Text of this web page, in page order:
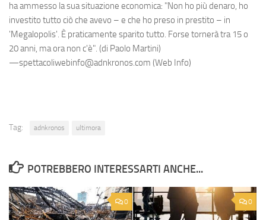
ha ammesso la sua situazione economica: "Non ho più denaro, ho
investito tutto ciò che avevo – e che ho preso in prestito – in
'Megalopolis'. È praticamente sparito tutto. Forse tornerà tra 15 o
20 anni, ma ora non c'è". (di Paolo Martini)
—spettacoliwebinfo@adnkronos.com (Web Info)
Tag: adnkronos ultimora
POTREBBERO INTERESSARTI ANCHE...
0 0